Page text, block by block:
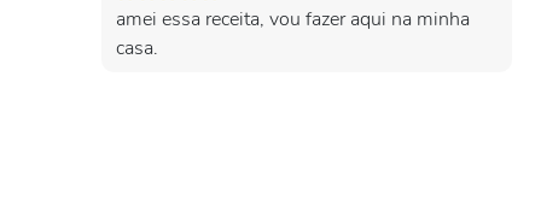
amei essa receita, vou fazer aqui na minha
casa.